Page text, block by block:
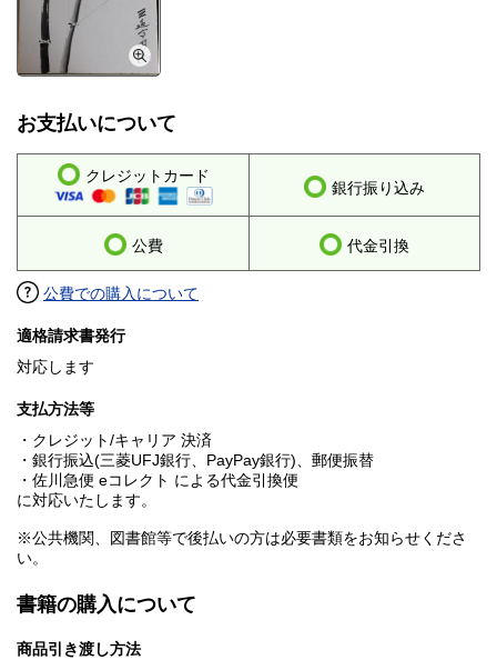
お支払いについて
クレジットカード
銀行振り込み
公費 代金引換
公費での購入について
適格請求書発行
対応します
支払方法等
・クレジット/キャリア 決済
・銀行振込(三菱UFJ銀行、PayPay銀行)、郵便振替
・佐川急便 eコレクト による代金引換便
に対応いたします。
※公共機関、図書館等で後払いの方は必要書類をお知らせくださ
い。
書籍の購入について
商品引き渡し方法